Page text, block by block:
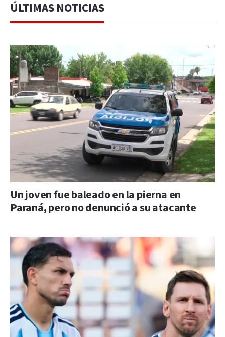
ÚLTIMAS NOTICIAS
Un joven fue baleado en la pierna en
Paraná, pero no denunció a su atacante